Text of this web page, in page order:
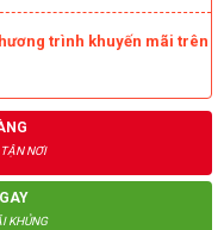
trình khuyến mãi trên
NƠI
KHỦNG